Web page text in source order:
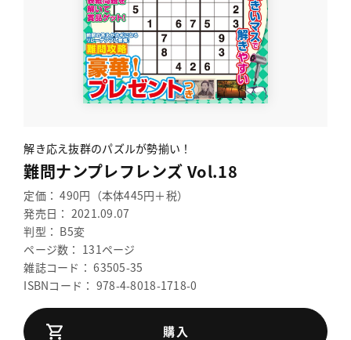
解き応え抜群のパズルが勢揃い！
難問ナンプレフレンズ Vol.18
定価： 490円（本体445円＋税）
発売日： 2021.09.07
判型： B5変
ページ数： 131ページ
雑誌コード： 63505-35
ISBNコード： 978-4-8018-1718-0
購入